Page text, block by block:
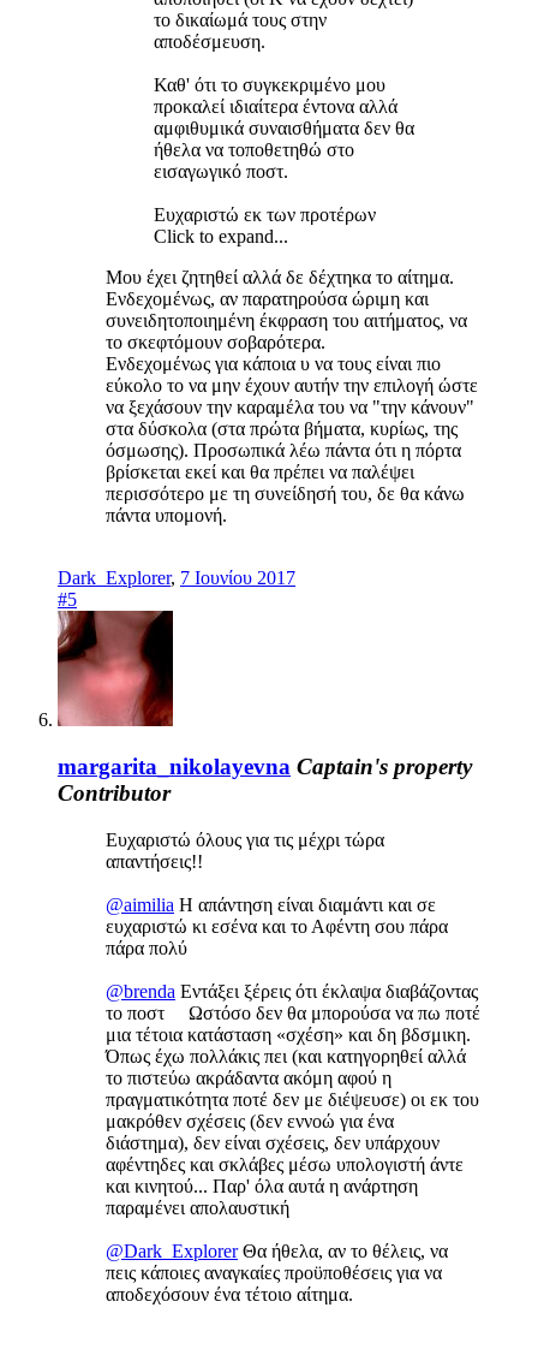
το δικαίωμά τους στην
αποδέσμευση.
Καθ' ότι το συγκεκριμένο μου
προκαλεί ιδιαίτερα έντονα αλλά
αμφιθυμικά συναισθήματα δεν θα
ήθελα να τοποθετηθώ στο
εισαγωγικό ποστ.
Ευχαριστώ εκ των προτέρων
Click to expand...
Μου έχει ζητηθεί αλλά δε δέχτηκα το αίτημα.
Ενδεχομένως, αν παρατηρούσα ώριμη και
συνειδητοποιημένη έκφραση του αιτήματος, να
το σκεφτόμουν σοβαρότερα.
Ενδεχομένως για κάποια υ να τους είναι πιο
εύκολο το να μην έχουν αυτήν την επιλογή ώστε
να ξεχάσουν την καραμέλα του να "την κάνουν"
στα δύσκολα (στα πρώτα βήματα, κυρίως, της
όσμωσης). Προσωπικά λέω πάντα ότι η πόρτα
βρίσκεται εκεί και θα πρέπει να παλέψει
περισσότερο με τη συνείδησή του, δε θα κάνω
πάντα υπομονή.
Dark_Explorer, 7 Ιουνίου 2017
#5
margarita_nikolayevna Captain's property
Contributor
Ευχαριστώ όλους για τις μέχρι τώρα
απαντήσεις!!
@aimilia Η απάντηση είναι διαμάντι και σε
ευχαριστώ κι εσένα και το Αφέντη σου πάρα
πάρα πολύ
@brenda Εντάξει ξέρεις ότι έκλαψα διαβάζοντας
το ποστ Ωστόσο δεν θα μπορούσα να πω ποτέ
μια τέτοια κατάσταση «σχέση» και δη βδσμικη.
Όπως έχω πολλάκις πει (και κατηγορηθεί αλλά
το πιστεύω ακράδαντα ακόμη αφού η
πραγματικότητα ποτέ δεν με διέψευσε) οι εκ του
μακρόθεν σχέσεις (δεν εννοώ για ένα
διάστημα), δεν είναι σχέσεις, δεν υπάρχουν
αφέντηδες και σκλάβες μέσω υπολογιστή άντε
και κινητού... Παρ' όλα αυτά η ανάρτηση
παραμένει απολαυστική
@Dark_ExplorerΘα ήθελα, αν το θέλεις, να
πεις κάποιες αναγκαίες προϋποθέσεις για να
αποδεχόσουν ένα τέτοιο αίτημα.